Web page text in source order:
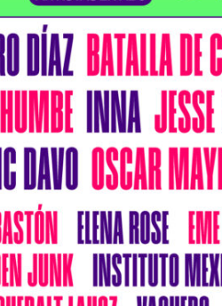
Julio 13, 2026